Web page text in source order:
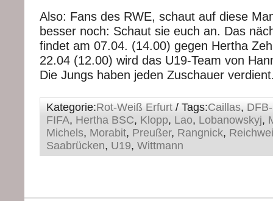
Also: Fans des RWE, schaut auf diese
besser noch: Schaut sie euch an. Das
findet am 07.04. (14.00) gegen Hertha
22.04 (12.00) wird das U19-Team von
Die Jungs haben jeden Zuschauer
Kategorie:Rot-Weiß Erfurt / Tags:Caillas,
FIFA, Hertha BSC, Klopp, Lao, Lobanowskyj,
Michels, Morabit, Preußer, Rangnick,
Saabrücken, U19, Wittmann